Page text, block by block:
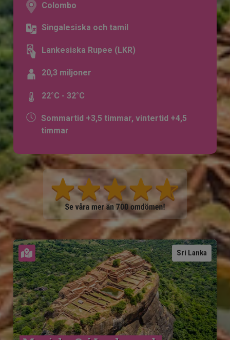
Colombo
Singalesiska och tamil
Lankesiska Rupee (LKR)
20,3 miljoner
22°C - 32°C
Sommartid +3,5 timmar, vintertid +4,5
timmar
Sri Lanka
Se karta